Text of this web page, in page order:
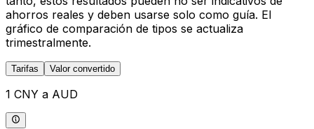
ahorros reales y deben usarse solo como guía. El
gráfico de comparación de tipos se actualiza
trimestralmente.
Tarifas Valor convertido
1 CNY a AUD